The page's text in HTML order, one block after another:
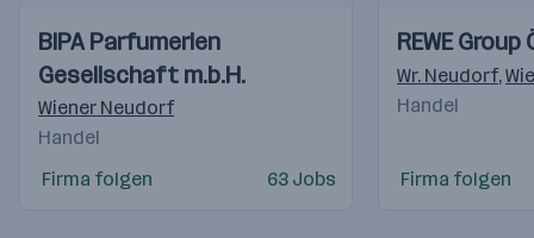
Videos
Einblicke
Einblicke
BIPA Parfumerien
Gesellschaft m.b.H.
Wiener Neudorf
Handel
Firma folgen
63 Jobs
Videos
Einblicke
Einblicke
REWE
Wr. Neudorf,
Handel
Firma folgen